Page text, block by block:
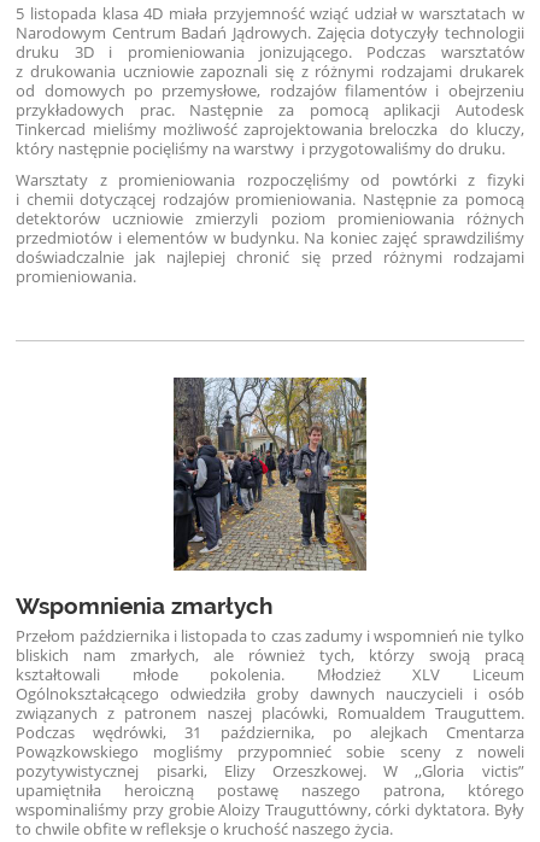
5 listopada klasa 4D miała przyjemność wziąć udział w warsztatach w
Narodowym Centrum Badań Jądrowych. Zajęcia dotyczyły technologii
druku 3D i promieniowania jonizującego. Podczas warsztatów
z drukowania uczniowie zapoznali się z różnymi rodzajami drukarek
od domowych po przemysłowe, rodzajów filamentów i obejrzeniu
przykładowych prac. Następnie za pomocą aplikacji Autodesk
Tinkercad mieliśmy możliwość zaprojektowania breloczka do kluczy,
który następnie pocięliśmy na warstwy i przygotowaliśmy do druku.
Warsztaty z promieniowania rozpoczęliśmy od powtórki z fizyki
i chemii dotyczącej rodzajów promieniowania. Następnie za pomocą
detektorów uczniowie zmierzyli poziom promieniowania różnych
przedmiotów i elementów w budynku. Na koniec zajęć sprawdziliśmy
doświadczalnie jak najlepiej chronić się przed różnymi rodzajami
promieniowania.
Wspomnienia zmarłych
Przełom października i listopada to czas zadumy i wspomnień nie tylko
bliskich nam zmarłych, ale również tych, którzy swoją pracą
kształtowali młode pokolenia. Młodzież XLV Liceum
Ogólnokształcącego odwiedziła groby dawnych nauczycieli i osób
związanych z patronem naszej placówki, Romualdem Trauguttem.
Podczas wędrówki, 31 października, po alejkach Cmentarza
Powązkowskiego mogliśmy przypomnieć sobie sceny z noweli
pozytywistycznej pisarki, Elizy Orzeszkowej. W ,,Gloria victis”
upamiętniła heroiczną postawę naszego patrona, którego
wspominaliśmy przy grobie Aloizy Trauguttówny, córki dyktatora. Były
to chwile obfite w refleksje o kruchość naszego życia.